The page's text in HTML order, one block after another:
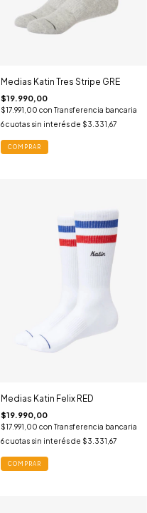
Medias Katin Tres Stripe GRE
$19.990,00
$17.991,00 con Transferencia bancaria
6 cuotas sin interés de $3.331,67
COMPRAR
Medias Katin Felix RED
$19.990,00
$17.991,00 con Transferencia bancaria
6 cuotas sin interés de $3.331,67
COMPRAR